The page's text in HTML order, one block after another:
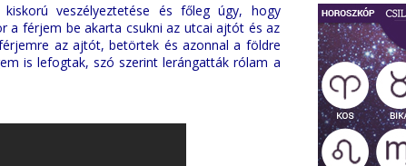
veszélyeztetése és főleg úgy, hogy
a férjem be akarta csukni az utcai ajtót és az
az ajtót, betörtek és azonnal a földre
is lefogtak, szó szerint lerángatták rólam a